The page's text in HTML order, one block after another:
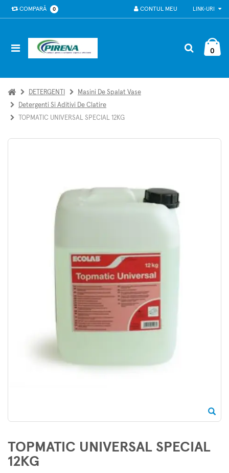
COMPARĂ 0 LINK-URI
CONTUL MEU
0
DETERGENTI
Masini De Spalat Vase
Detergenti Si Aditivi De Clatire
TOPMATIC UNIVERSAL SPECIAL 12KG
TOPMATIC UNIVERSAL SPECIAL
12KG